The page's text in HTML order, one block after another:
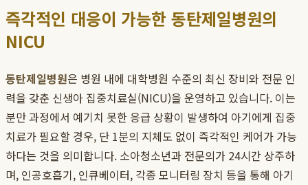
즉각적인 대응이 가능한 동탄제일병원의
NICU
동탄제일병원은 병원 내에 대학병원 수준의 최신 장비와 전문 인
력을 갖춘 신생아 집중치료실(NICU)을 운영하고 있습니다. 이는
분만 과정에서 예기치 못한 응급 상황이 발생하여 아기에게 집중
치료가 필요할 경우, 단 1분의 지체도 없이 즉각적인 케어가 가능
하다는 것을 의미합니다. 소아청소년과 전문의가 24시간 상주하
며, 인공호흡기, 인큐베이터, 각종 모니터링 장치 등을 통해 아기